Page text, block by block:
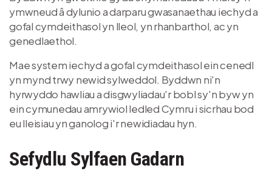
ymwneud â dylunio a darparu gwasanaethau iechyd a
gofal cymdeithasol yn lleol, yn rhanbarthol, ac yn
genedlaethol.
Mae system iechyd a gofal cymdeithasol ein cenedl
yn mynd trwy newid sylweddol. Byddwn ni'n
hyrwyddo hawliau a disgwyliadau'r bobl sy'n byw yn
ein cymunedau amrywiol ledled Cymru i sicrhau bod
eu lleisiau yn ganolog i'r newidiadau hyn.
Sefydlu Sylfaen Gadarn